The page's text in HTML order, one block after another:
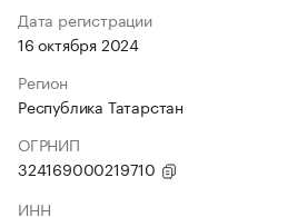
Дата регистрации
16 октября 2024
Регион
Республика Татарстан
ОГРНИП
324169000219710
ИНН